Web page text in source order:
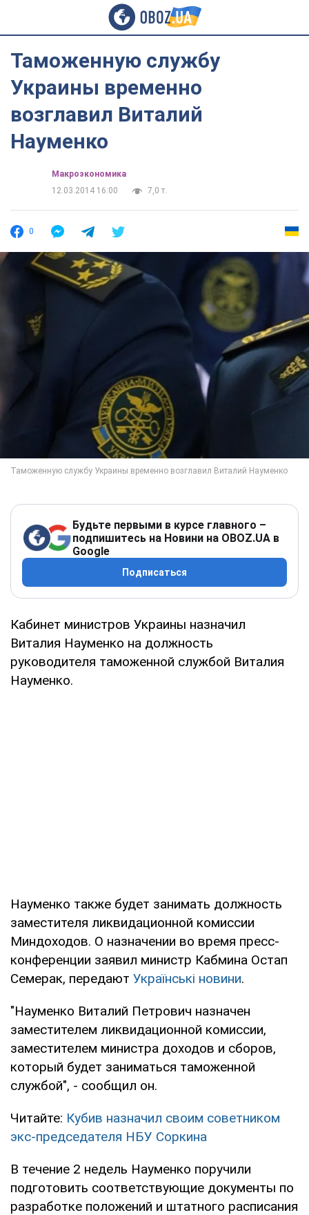
Таможенную службу
Украины временно
возглавил Виталий
Науменко
Mакроэкономика
12.03.2014 16:00
7,0 т.
0
Будьте первыми в курсе главного –
подпишитесь на Новини на OBOZ.UA в
Google
Подписаться
Кабинет министров Украины назначил
Виталия Науменко на должность
руководителя таможенной службой Виталия
Науменко.
Науменко также будет занимать должность
заместителя ликвидационной комиссии
Миндоходов. О назначении во время пресс-
конференции заявил министр Кабмина Остап
Семерак, передают Українські новини.
"Науменко Виталий Петрович назначен
заместителем ликвидационной комиссии,
заместителем министра доходов и сборов,
который будет заниматься таможенной
службой", - сообщил он.
Читайте: Кубив назначил своим советником
экс-председателя НБУ Соркина
В течение 2 недель Науменко поручили
подготовить соответствующие документы по
разработке положений и штатного расписания